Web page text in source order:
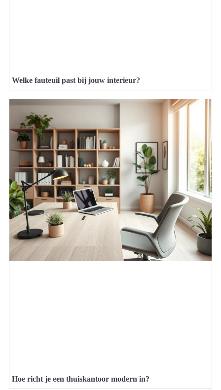
Welke fauteuil past bij jouw interieur?
Hoe richt je een thuiskantoor modern in?